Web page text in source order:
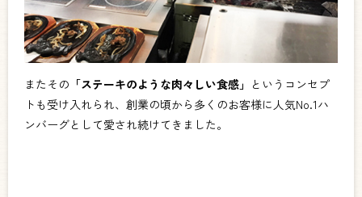
またその 「ステーキのような肉々しい食感」 というコンセプ
トも受け入れられ、創業の頃から多くのお客様に人気No.1ハ
ンバーグとして愛され続けてきました。